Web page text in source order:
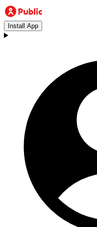
Install App